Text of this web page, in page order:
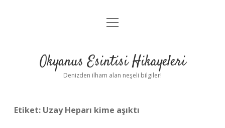
Anasayfa
Yasal Uyarı
menüyü
Okyanus Esintisi Hikayeleri
Denizden ilham alan neşeli bilgiler!
Etiket: Uzay Heparı kime aşıktı